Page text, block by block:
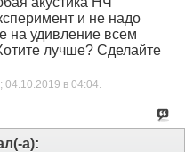
и не надо
на удивление всем
лучше? Сделайте
04.10.2019 в 04:04
а):